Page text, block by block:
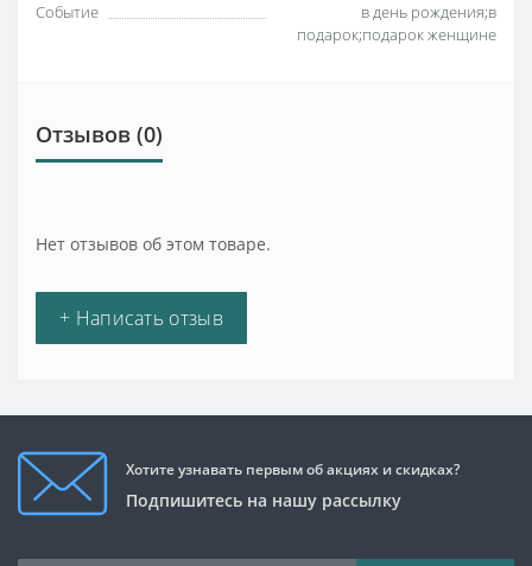
Событие
в день рождения;в
подарок;подарок женщине
Отзывов (0)
Нет отзывов об этом товаре.
+ Написать отзыв
Хотите узнавать первым об акциях и скидках?
Подпишитесь на нашу рассылку